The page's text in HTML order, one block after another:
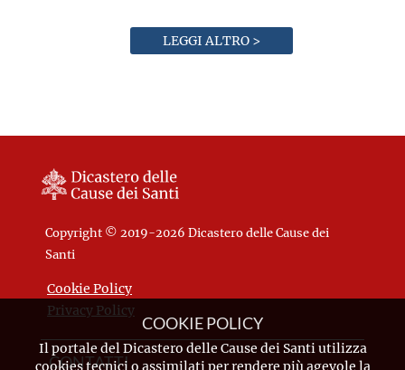
LEGGI ALTRO >
Copyright © 2019-2026 Dicastero delle Cause dei
Santi
Cookie Policy
Privacy Policy
CONTATTI
COOKIE POLICY
Il portale del Dicastero delle Cause dei Santi utilizza
cookies tecnici o assimilati per rendere più agevole la